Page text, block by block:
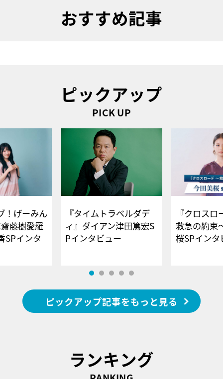
おすすめ記事
ピックアップ
PICK UP
！げーみん
藤樹愛羅
SPインタ
『タイムトラベルダデ
ィ』ダイアン津田篤宏S
Pインタビュー
『クロス
救急の約束
桜SPイ
ピックアップ記事をもっと見る
ランキング